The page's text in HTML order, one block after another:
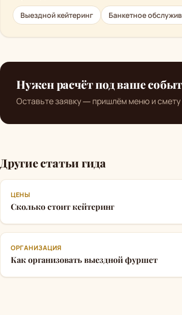
Выездной кейтеринг Банкетное
Нужен расчёт под ваше
Оставьте заявку — пришлём меню и смету
Другие статьи гида
ЦЕНЫ
Сколько стоит кейтеринг
ОРГАНИЗАЦИЯ
Как организовать выездной фуршет